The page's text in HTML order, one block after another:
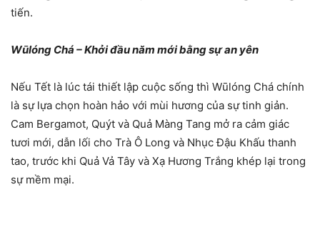
tiến.
Wūlóng Chá – Khởi đầu năm mới bằng sự an yên
Nếu Tết là lúc tái thiết lập cuộc sống thì Wūlóng Chá chính
là sự lựa chọn hoàn hảo với mùi hương của sự tinh giản.
Cam Bergamot, Quýt và Quả Màng Tang mở ra cảm giác
tươi mới, dẫn lối cho Trà Ô Long và Nhục Đậu Khấu thanh
tao, trước khi Quả Vả Tây và Xạ Hương Trắng khép lại trong
sự mềm mại.